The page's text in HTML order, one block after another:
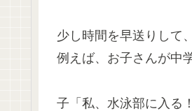
少し時間を早送りして
例えば、お子さんが中
子「私、水泳部に入る！